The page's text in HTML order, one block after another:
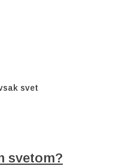
svet
svetom?